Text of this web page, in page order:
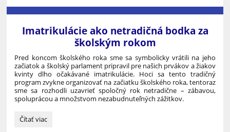
Imatrikulácie ako netradičná bodka za
školským rokom
Pred koncom školského roka sme sa symbolicky vrátili na jeho
začiatok a školský parlament pripravil pre našich prvákov a žiakov
kvinty dlho očakávané imatrikulácie. Hoci sa tento tradičný
program zvykne organizovať na začiatku školského roka, tentoraz
sme sa rozhodli uzavrieť spoločný rok netradične – zábavou,
spoluprácou a množstvom nezabudnuteľných zážitkov.
Imatrikulácie
Čítať viac